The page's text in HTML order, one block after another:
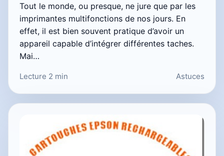
Tout le monde, ou presque, ne jure que par les
imprimantes multifonctions de nos jours. En
effet, il est bien souvent pratique d’avoir un
appareil capable d’intégrer différentes taches.
Mai…
Lecture 2 min Astuces